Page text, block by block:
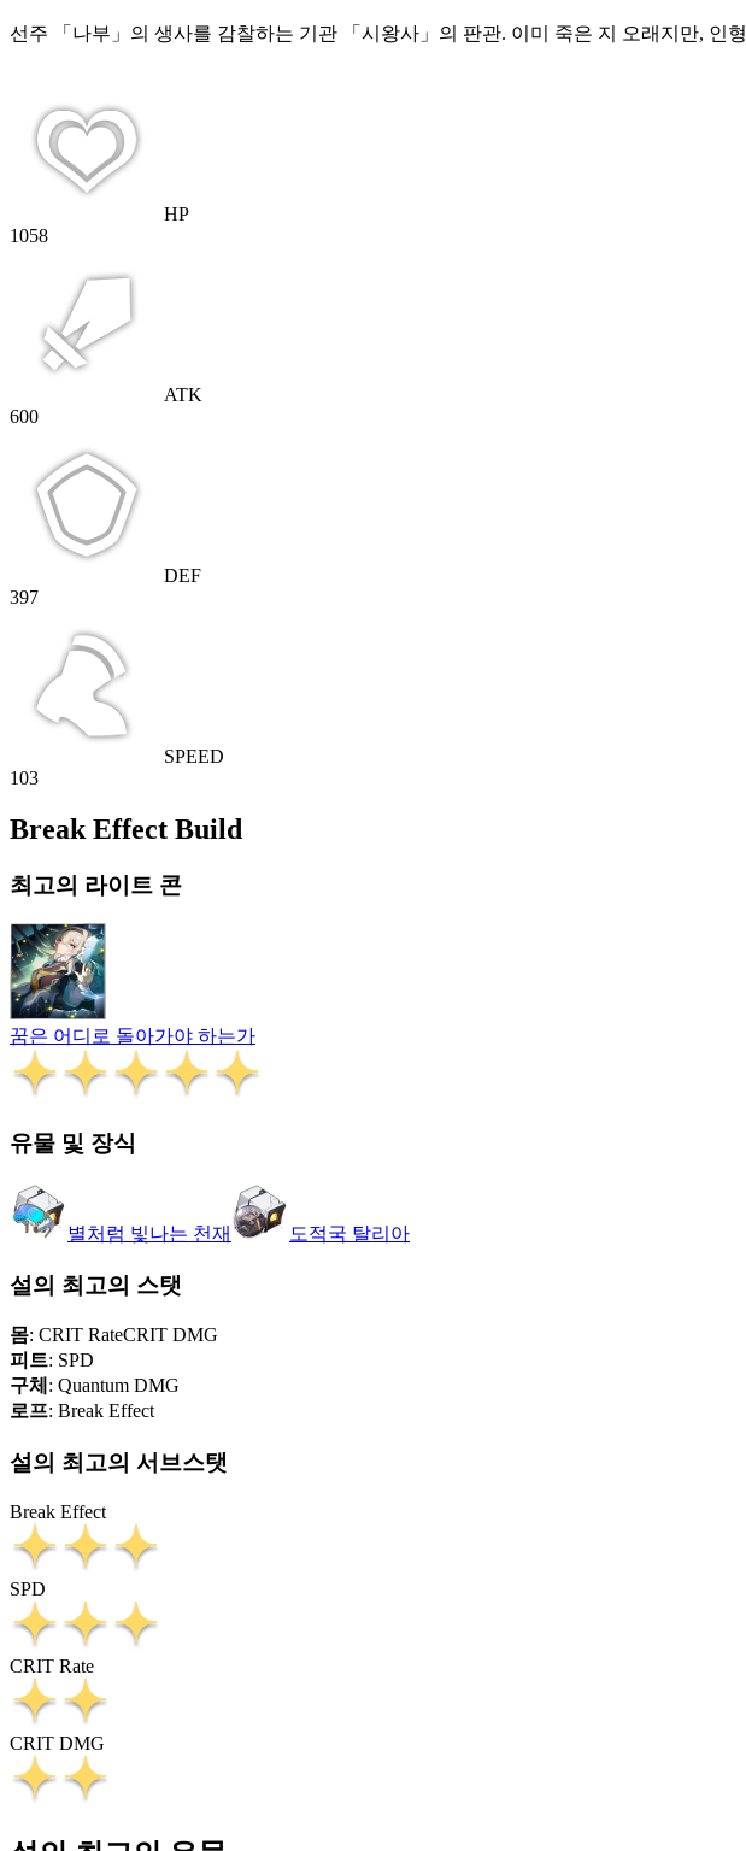
선주 「나부」의 생사를 감찰하는 기관 「시왕사」의 판관. 이미 죽은 지 오래지만, 인
HP
1058
ATK
600
DEF
397
SPEED
103
Break Effect Build
최고의 라이트 콘
꿈은 어디로 돌아가야 하는가
유물 및 장식
별처럼 빛나는 천재 도적국 탈리아
설의 최고의 스탯
몸: CRIT RateCRIT DMG
피트: SPD
구체 : Quantum DMG
로프: Break Effect
설의 최고의 서브스탯
Break Effect
SPD
CRIT Rate
CRIT DMG